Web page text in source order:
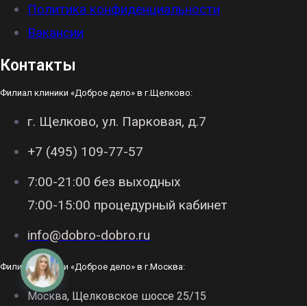
Политика конфиденциальности
Вакансии
Контакты
Филиал клиники «Доброе дело» в г.Щелково:
г. Щелково, ул. Парковая, д.7
+7 (495) 109-77-57
7:00-21:00 без выходных
7:00-15:00 процедурный кабинет
info@dobro-dobro.ru
Филиал клиники «Доброе дело» в г.Москва:
Москва, Щелковское шоссе 25/15